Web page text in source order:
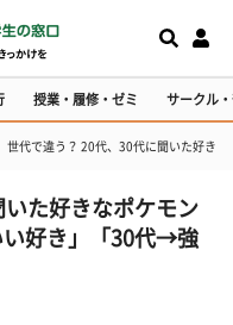
授業・履修・ゼミ サークル
世代で違う？ 20代、30代に聞いた好き
た好きなポケモン
好き」「30代→強